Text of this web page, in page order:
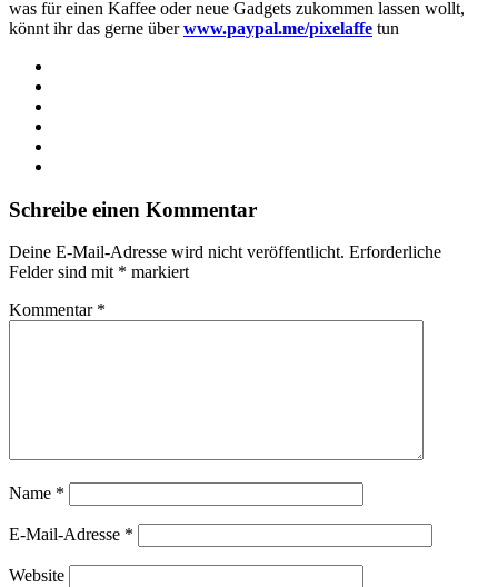
was für einen Kaffee oder neue Gadgets zukommen lassen wollt,
könnt ihr das gerne überwww.paypal.me/pixelaffe tun
Schreibe einen Kommentar
Deine E-Mail-Adresse wird nicht veröffentlicht. Erforderliche
Felder sind mit * markiert
Kommentar *
Name *
E-Mail-Adresse *
Website